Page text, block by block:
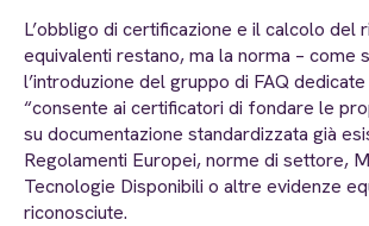
L’obbligo di certificazione e il calcolo del
equivalenti restano, ma la norma – come
l’introduzione del gruppo di FAQ
“consente ai certificatori di fondare le
su documentazione standardizzata già
Regolamenti Europei, norme di settore,
Tecnologie Disponibili o altre evidenze
riconosciute.